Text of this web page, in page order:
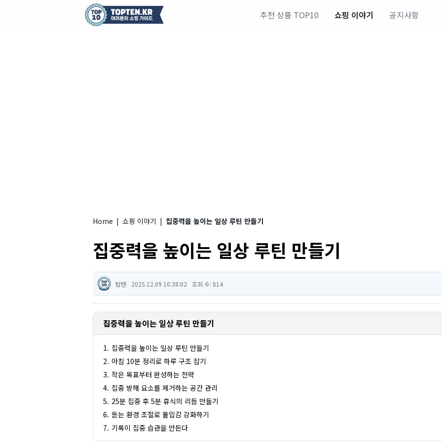
추천 상품 TOP10 쇼핑 이야기 공지사항
Home | 쇼핑 이야기 | 집중력을 높이는 일상 루틴 만들기
집중력을 높이는 일상 루틴 만들기
탑텐 2025.12.09 10:38:02 조회 수: 814
집중력을 높이는 일상 루틴 만들기
집중력을 높이는 일상 루틴 만들기
아침 10분 정리로 하루 구조 잡기
작은 목표부터 완성하는 전략
집중 방해 요소를 제거하는 공간 관리
25분 집중 후 5분 휴식의 리듬 만들기
듣는 환경 조절로 몰입감 강화하기
기록이 집중 습관을 만든다